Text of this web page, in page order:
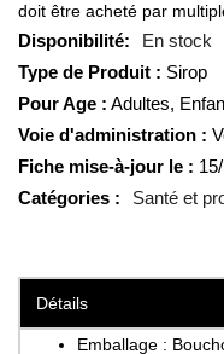
doit être acheté par
En stock
Type de Produit : Sirop
Pour Age : Adultes,
Voie d'administration :
Fiche mise-à-jour le :
Catégories :
Santé et
Détails
Emballage :